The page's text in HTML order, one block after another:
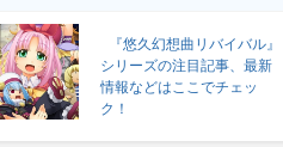
『悠久幻想曲リバイバル』
シリーズの注目記事、最新
情報などはここでチェッ
ク！